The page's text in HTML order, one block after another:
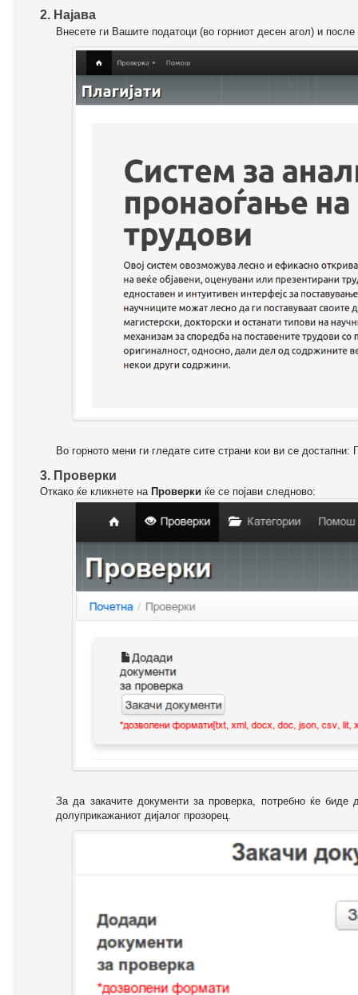
2. Најава
Внесете ги Вашите податоци (во горниот десен агол) и
Во горното мени ги гледате сите страни кои ви се
3. Проверки
Откако ќе кликнете на Проверки ќе се појави следново:
За да закачите документи за проверка, потребно ќе биде
долуприкажаниот дијалог прозорец.